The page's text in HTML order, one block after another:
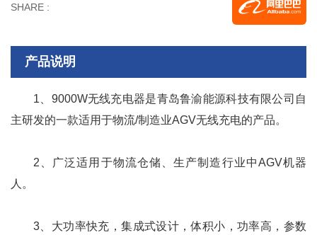
SHARE :
产品说明
1、9000W无线充电器是青岛鲁渝能源科技有限公司自
主研发的一款适用于物流/制造业AGV无线充电的产品。
2 、广泛适用于物流仓储、生产制造行业中AGV机器
人。
3、大功率快充，集成式设计，体积小，功率高，参数